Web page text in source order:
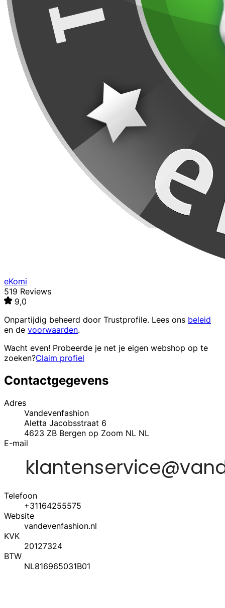
eKomi
519 Reviews
9,0
Onpartijdig beheerd door Trustprofile. Lees ons beleid
en de voorwaarden.
Wacht even! Probeerde je net je eigen webshop op te
zoeken?Claim profiel
Contactgegevens
Adres
Vandevenfashion
Aletta Jacobsstraat 6
4623 ZB Bergen op Zoom NL NL
E-mail
Telefoon
+31164255575
Website
vandevenfashion.nl
KVK
20127324
BTW
NL816965031B01